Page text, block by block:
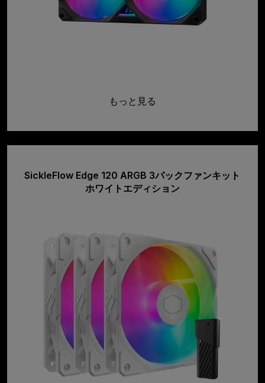
もっと見る
SickleFlow Edge 120 ARGB 3パックファンキット
ホワイトエディション